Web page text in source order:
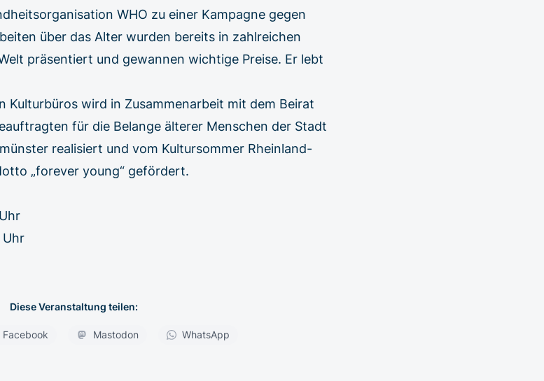
WHO zu einer Kampagne gegen
über das Alter wurden bereits in zahlreichen
präsentiert und gewannen wichtige Preise. Er lebt
Kulturbüros wird in Zusammenarbeit mit dem Beirat
für die Belange älterer Menschen der Stadt
realisiert und vom Kultursommer Rheinland-
„forever young“ gefördert.
Uhr
Diese Veranstaltung teilen:
Facebook Mastodon WhatsApp